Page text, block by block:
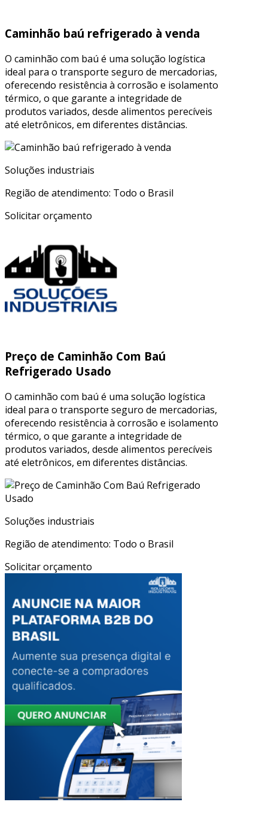
Caminhão baú refrigerado à venda
O caminhão com baú é uma solução logística
ideal para o transporte seguro de mercadorias,
oferecendo resistência à corrosão e isolamento
térmico, o que garante a integridade de
produtos variados, desde alimentos perecíveis
até eletrônicos, em diferentes distâncias.
Soluções industriais
Região de atendimento: Todo o Brasil
Solicitar orçamento
Preço de Caminhão Com Baú
Refrigerado Usado
O caminhão com baú é uma solução logística
ideal para o transporte seguro de mercadorias,
oferecendo resistência à corrosão e isolamento
térmico, o que garante a integridade de
produtos variados, desde alimentos perecíveis
até eletrônicos, em diferentes distâncias.
Soluções industriais
Região de atendimento: Todo o Brasil
Solicitar orçamento